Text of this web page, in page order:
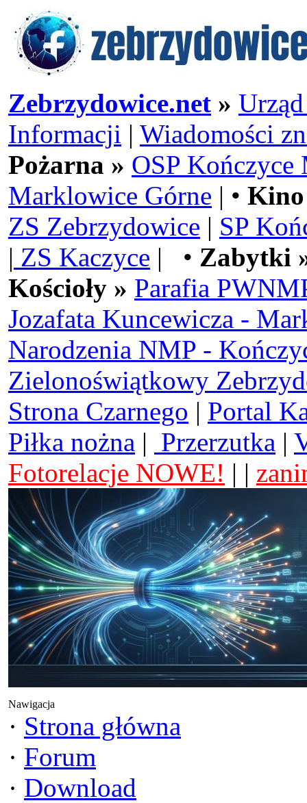
Zebrzydowice.net »
Informacji | Wiadomości
Pożarna » OSP Kończyce
Marklowice Górne | •
ZS Zebrzydowice | SP
| ZS Kaczyce | • Zabytki
Kościoły » Parafia
Jozafata Kuncewicza -
Narodzenia NMP -
Zielonoświątkowy
Strona Czarnego | Portal
Piłka nożna | Przerzutka |
Fotorelacje NOWE! | |
Nawigacja
· Strona główna
· Forum
· Download